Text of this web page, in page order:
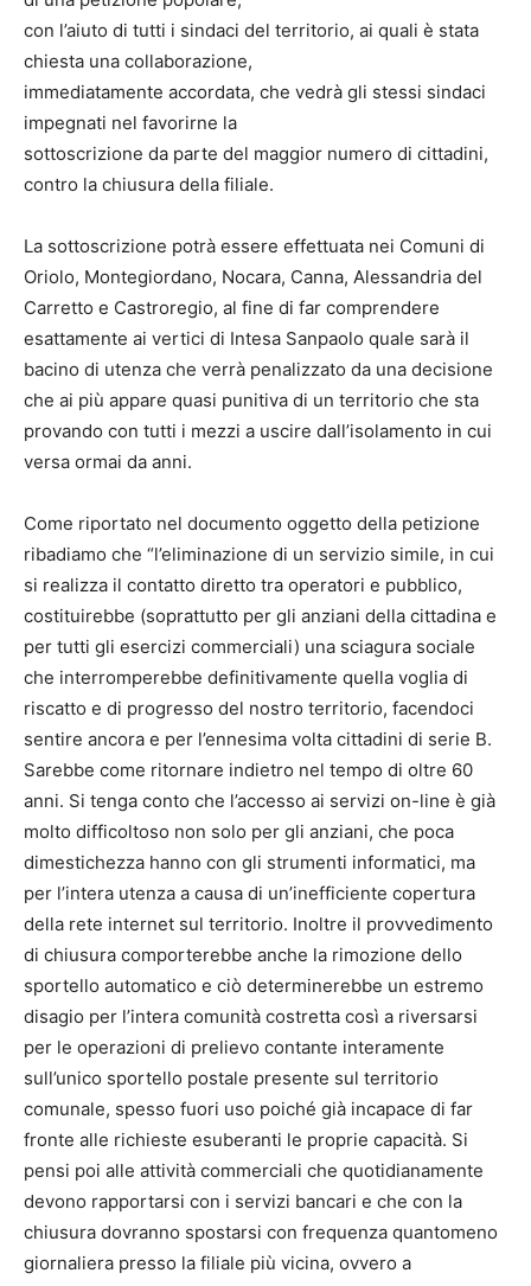
con l’aiuto di tutti i sindaci del territorio, ai quali è stata
chiesta una collaborazione,
immediatamente accordata, che vedrà gli stessi sindaci
impegnati nel favorirne la
sottoscrizione da parte del maggior numero di cittadini,
contro la chiusura della filiale.
La sottoscrizione potrà essere effettuata nei Comuni di
Oriolo, Montegiordano, Nocara, Canna, Alessandria del
Carretto e Castroregio, al fine di far comprendere
esattamente ai vertici di Intesa Sanpaolo quale sarà il
bacino di utenza che verrà penalizzato da una decisione
che ai più appare quasi punitiva di un territorio che sta
provando con tutti i mezzi a uscire dall’isolamento in cui
versa ormai da anni.
Come riportato nel documento oggetto della petizione
ribadiamo che “l’eliminazione di un servizio simile, in cui
si realizza il contatto diretto tra operatori e pubblico,
costituirebbe (soprattutto per gli anziani della cittadina e
per tutti gli esercizi commerciali) una sciagura sociale
che interromperebbe definitivamente quella voglia di
riscatto e di progresso del nostro territorio, facendoci
sentire ancora e per l’ennesima volta cittadini di serie B.
Sarebbe come ritornare indietro nel tempo di oltre 60
anni. Si tenga conto che l’accesso ai servizi on-line è già
molto difficoltoso non solo per gli anziani, che poca
dimestichezza hanno con gli strumenti informatici, ma
per l’intera utenza a causa di un’inefficiente copertura
della rete internet sul territorio. Inoltre il provvedimento
di chiusura comporterebbe anche la rimozione dello
sportello automatico e ciò determinerebbe un estremo
disagio per l’intera comunità costretta così a riversarsi
per le operazioni di prelievo contante interamente
sull’unico sportello postale presente sul territorio
comunale, spesso fuori uso poiché già incapace di far
fronte alle richieste esuberanti le proprie capacità. Si
pensi poi alle attività commerciali che quotidianamente
devono rapportarsi con i servizi bancari e che con la
chiusura dovranno spostarsi con frequenza quantomeno
giornaliera presso la filiale più vicina, ovvero a